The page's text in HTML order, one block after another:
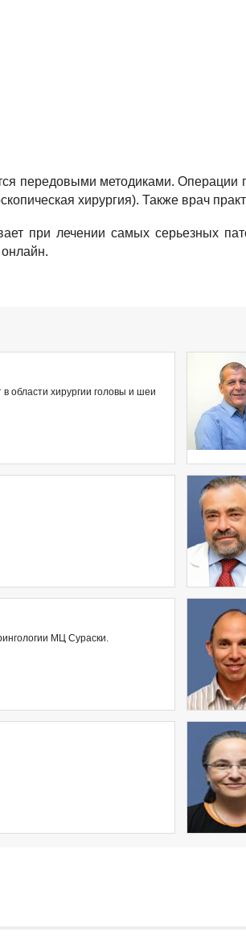
передовыми методиками.
хирургия). Также врач
при лечении самых серьезных
области хирургии головы и шеи
МЦ Сураски.